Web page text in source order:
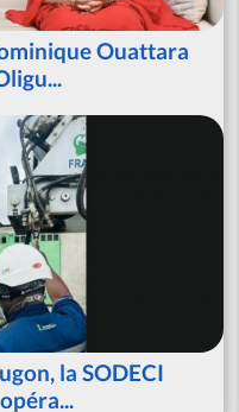
Ouattara
la SODECI